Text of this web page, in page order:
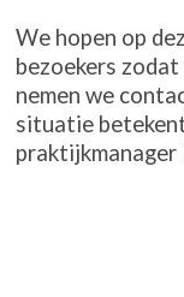
We hopen op
bezoekers
nemen we
situatie